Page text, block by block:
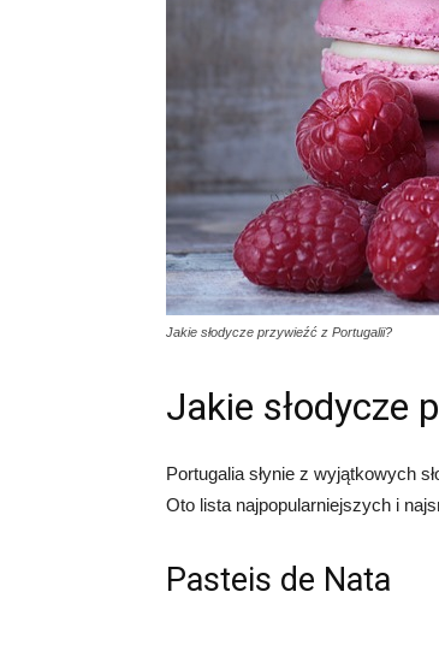
Jakie słodycze przywieźć z Portugalii?
Jakie słodycze
Portugalia słynie z wyjątkowych
Oto lista najpopularniejszych i
Pasteis de Nata